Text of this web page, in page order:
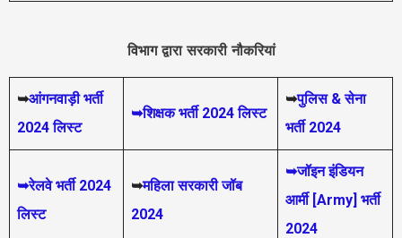
विभाग द्वारा सरकारी नौकरियां
➥आंगनवाड़ी भर्ती
2024 लिस्ट
➥शिक्षक भर्ती 2024 लिस्ट
➥पुलिस & सेना
भर्ती 2024
➥रेलवे भर्ती 2024
लिस्ट
➥महिला सरकारी जॉब
2024
➥जॉइन इंडियन
आर्मी [Army] भर्ती
2024